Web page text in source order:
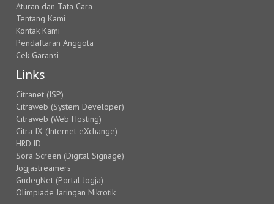
Aturan dan Tata Cara
Tentang Kami
Kontak Kami
Pendaftaran Anggota
Cek Garansi
Links
Citranet (ISP)
Citraweb (System Developer)
Citraweb (Web Hosting)
Citra IX (Internet eXchange)
HRD.ID
Sora Screen (Digital Signage)
Jogjastreamers
GudegNet (Portal Jogja)
Olimpiade Jaringan Mikrotik